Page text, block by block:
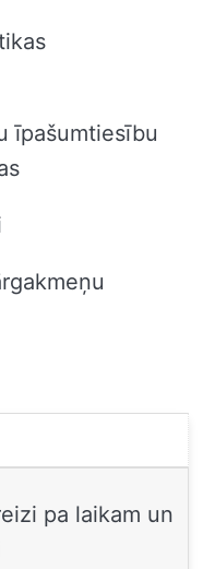
īpašumtiesību
pa laikam un